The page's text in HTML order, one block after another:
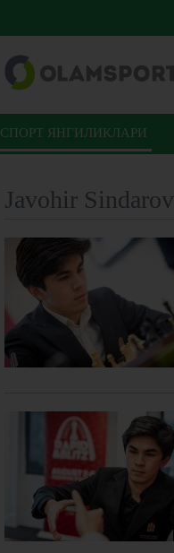
СПОРТ ЯНГИЛИКЛАРИ
Javohir Sindarov